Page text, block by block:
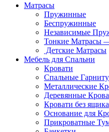
Матрасы
Пружинные
Беспружинные
Независимые
Тонкие Матрасы
Детские Матрасы
Мебель для Спальни
Кровати
Спальные
Металлические
Деревянные
Кровати без ящика
Основание для
Прикроватные